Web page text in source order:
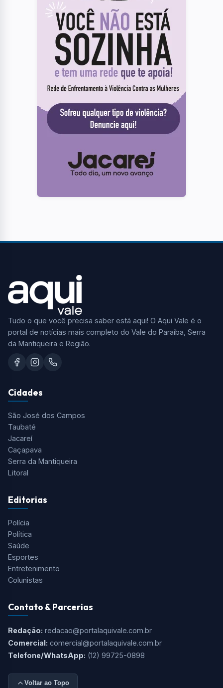
Tudo o que você precisa saber está aqui! O Aqui Vale é o
portal de notícias mais completo do Vale do Paraíba, Serra
da Mantiqueira e Região.
Cidades
São José dos Campos
Taubaté
Jacareí
Caçapava
Serra da Mantiqueira
Litoral
Editorias
Polícia
Política
Saúde
Esportes
Entretenimento
Colunistas
Contato & Parcerias
Redação: redacao@portalaquivale.com.br
Comercial: comercial@portalaquivale.com.br
Telefone/WhatsApp: (12) 99725-0898
Voltar ao Topo